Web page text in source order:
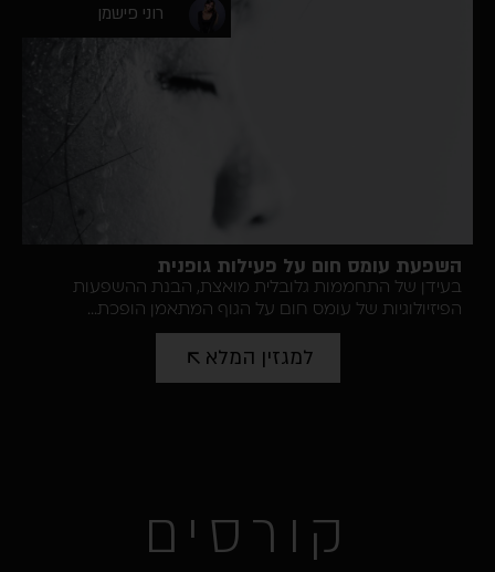
רוני פישמן
עומס חום על פעילות גופנית
של התחממות גלובלית מואצת, הבנת ההשפעות
של עומס חום על הגוף המתאמן הופכת...
למגזין המלא
קורסים